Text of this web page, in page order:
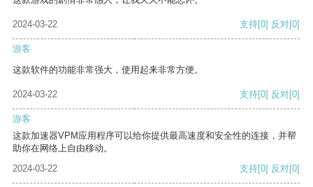
2024-03-22 支持[0] 反对[0]
游客
这款软件的功能非常强大，使用起来非常方便。
2024-03-22 支持[0] 反对[0]
游客
这款加速器VPM应用程序可以给你提供最高速度和安全性的连接，并帮
助你在网络上自由移动。
2024-03-22
支持[0] 反对[0]